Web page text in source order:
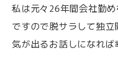
私は元々26年間会社勤
ですので脱サラして独
気が出るお話しになれば